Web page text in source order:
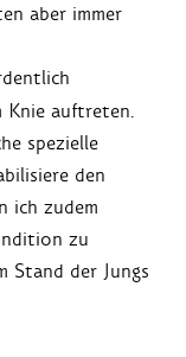
aber immer
Knie auftreten.
spezielle
den
ich zudem
zu
Stand der Jungs